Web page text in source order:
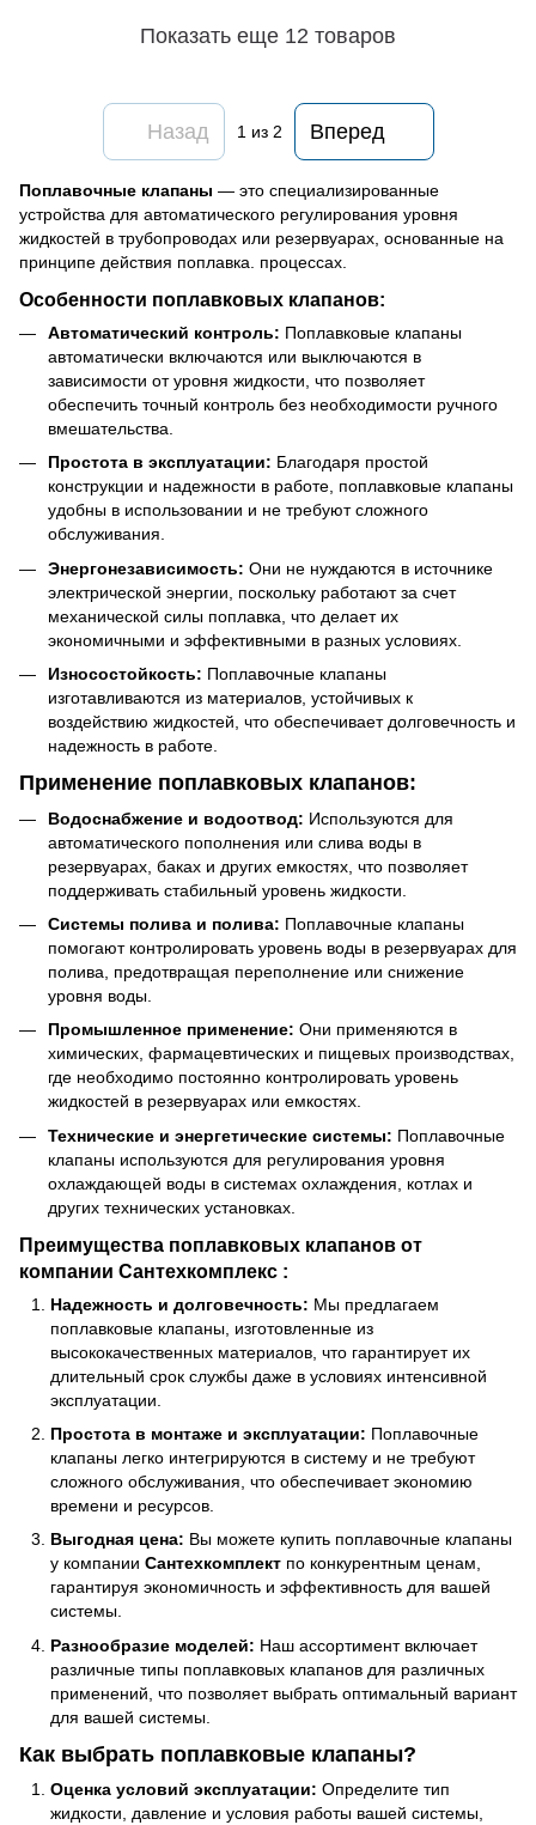
Показать еще 12 товаров
Назад 1 из 2 Вперед
Поплавочные клапаны — это специализированные
устройства для автоматического регулирования уровня
жидкостей в трубопроводах или резервуарах, основанные на
принципе действия поплавка. процессах.
Особенности поплавковых клапанов:
Автоматический контроль: Поплавковые клапаны
автоматически включаются или выключаются в
зависимости от уровня жидкости, что позволяет
обеспечить точный контроль без необходимости ручного
вмешательства.
Простота в эксплуатации: Благодаря простой
конструкции и надежности в работе, поплавковые клапаны
удобны в использовании и не требуют сложного
обслуживания.
Энергонезависимость: Они не нуждаются в источнике
электрической энергии, поскольку работают за счет
механической силы поплавка, что делает их
экономичными и эффективными в разных условиях.
Износостойкость: Поплавочные клапаны
изготавливаются из материалов, устойчивых к
воздействию жидкостей, что обеспечивает долговечность и
надежность в работе.
Применение поплавковых клапанов:
Водоснабжение и водоотвод: Используются для
автоматического пополнения или слива воды в
резервуарах, баках и других емкостях, что позволяет
поддерживать стабильный уровень жидкости.
Системы полива и полива: Поплавочные клапаны
помогают контролировать уровень воды в резервуарах для
полива, предотвращая переполнение или снижение
уровня воды.
Промышленное применение: Они применяются в
химических, фармацевтических и пищевых производствах,
где необходимо постоянно контролировать уровень
жидкостей в резервуарах или емкостях.
Технические и энергетические системы: Поплавочные
клапаны используются для регулирования уровня
охлаждающей воды в системах охлаждения, котлах и
других технических установках.
Преимущества поплавковых клапанов от
компании Сантехкомплекс :
Надежность и долговечность: Мы предлагаем
поплавковые клапаны, изготовленные из
высококачественных материалов, что гарантирует их
длительный срок службы даже в условиях интенсивной
эксплуатации.
Простота в монтаже и эксплуатации: Поплавочные
клапаны легко интегрируются в систему и не требуют
сложного обслуживания, что обеспечивает экономию
времени и ресурсов.
Выгодная цена: Вы можете купить поплавочные клапаны
у компании Сантехкомплект по конкурентным ценам,
гарантируя экономичность и эффективность для вашей
системы.
Разнообразие моделей: Наш ассортимент включает
различные типы поплавковых клапанов для различных
применений, что позволяет выбрать оптимальный вариант
для вашей системы.
Как выбрать поплавковые клапаны?
Оценка условий эксплуатации: Определите тип
жидкости, давление и условия работы вашей системы,